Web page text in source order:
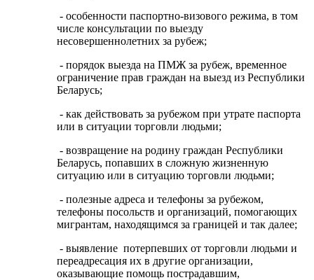
- особенности паспортно-визового режима, в том
числе консультации по выезду
несовершеннолетних за рубеж;
- порядок выезда на ПМЖ за рубеж, временное
ограничение прав граждан на выезд из Республики
Беларусь;
- как действовать за рубежом при утрате паспорта
или в ситуации торговли людьми;
- возвращение на родину граждан Республики
Беларусь, попавших в сложную жизненную
ситуацию или в ситуацию торговли людьми;
- полезные адреса и телефоны за рубежом,
телефоны посольств и организаций, помогающих
мигрантам, находящимся за границей и так далее;
- выявление потерпевших от торговли людьми и
переадресация их в другие организации,
оказывающие помощь пострадавшим,